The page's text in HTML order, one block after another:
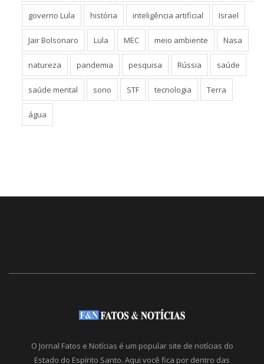
governo Lula história inteligência artificial Israel
Jair Bolsonaro Lula MEC meio ambiente Nasa
natureza pandemia pesquisa Rússia saúde
saúde mental sono STF tecnologia Terra
água
O Jornal Fatos e Notícias é um popular site de notícias do
Estado do Espírito Santo. Aqui você fica por dentro das